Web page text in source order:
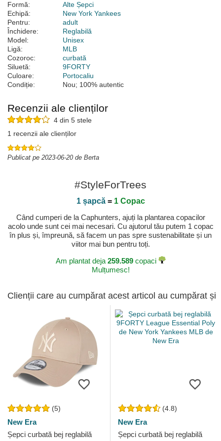
Formă:
Alte Șepci
Echipă:
New York Yankees
Pentru:
adult
Închidere:
Reglabilă
Model:
Unisex
Ligă:
MLB
Cozoroc:
curbată
Siluetă:
9FORTY
Culoare:
Portocaliu
Condiție:
Nou; 100% autentic
Recenzii ale clienților
4 din 5 stele
1 recenzii ale clienților
Publicat pe 2023-06-20 de Berta
#StyleForTrees
1 șapcă= 1 Copac
Când cumperi de la Caphunters, ajuți la plantarea copacilor
acolo unde sunt cei mai necesari. Cu ajutorul tău putem 1 copac
în plus și, împreună, să facem un pas spre sustenabilitate și un
viitor mai bun pentru toți.
Am plantat deja 259.589copaci
Mulțumesc!
Clienții care au cumpărat acest articol au cumpărat și
(5)
New Era
Șepci curbată bej reglabilă
(4.8)
New Era
Șepci curbată bej reglabilă